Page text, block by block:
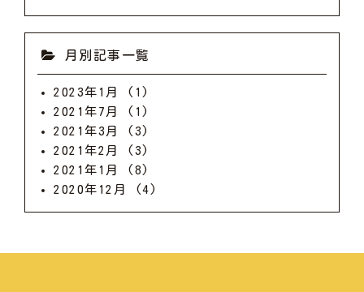
月別記事一覧
2023年1月
(1)
2021年7月
(1)
2021年3月
(3)
2021年2月
(3)
2021年1月
(8)
2020年12月
(4)